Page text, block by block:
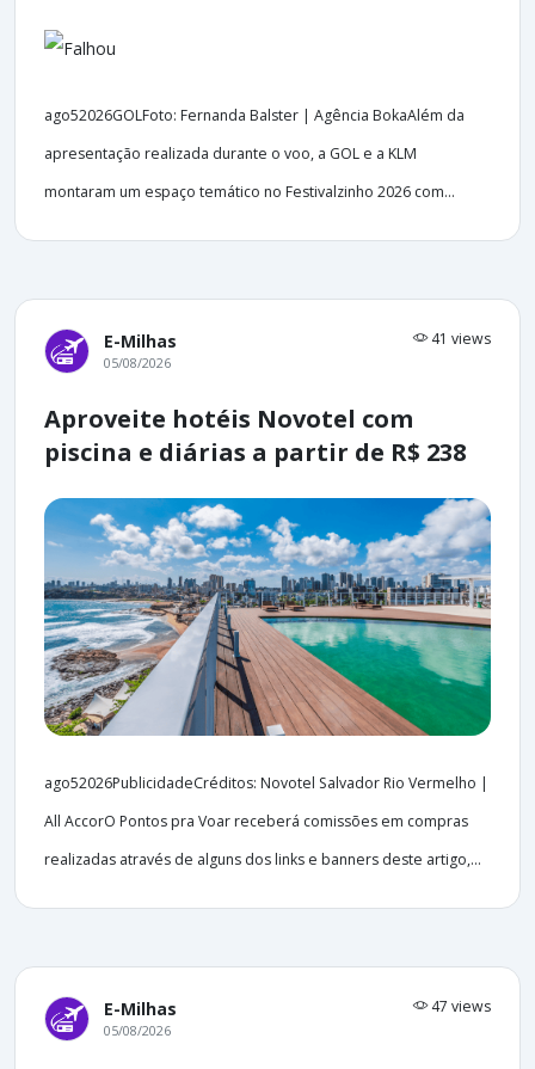
ago52026GOLFoto: Fernanda Balster | Agência BokaAlém da
apresentação realizada durante o voo, a GOL e a KLM
montaram um espaço temático no Festivalzinho 2026 com...
E-Milhas 41 views
05/08/2026
Aproveite hotéis Novotel com
piscina e diárias a partir de R$ 238
ago52026PublicidadeCréditos: Novotel Salvador Rio Vermelho |
All AccorO Pontos pra Voar receberá comissões em compras
realizadas através de alguns dos links e banners deste artigo,...
E-Milhas 47 views
05/08/2026